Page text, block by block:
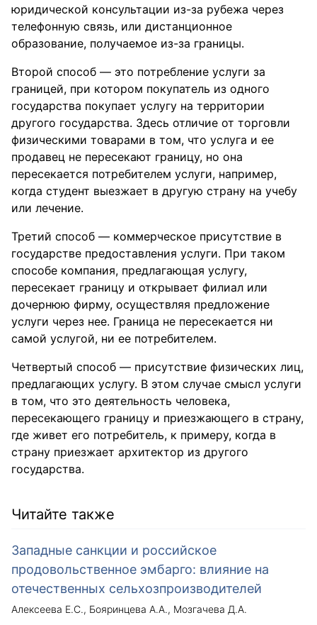
юридической консультации из-за рубежа через
телефонную связь, или дистанционное
образование, получаемое из-за границы.
Второй способ — это потребление услуги за
границей, при котором покупатель из одного
государства покупает услугу на территории
другого государства. Здесь отличие от торговли
физическими товарами в том, что услуга и ее
продавец не пересекают границу, но она
пересекается потребителем услуги, например,
когда студент выезжает в другую страну на учебу
или лечение.
Третий способ — коммерческое присутствие в
государстве предоставления услуги. При таком
способе компания, предлагающая услугу,
пересекает границу и открывает филиал или
дочернюю фирму, осуществляя предложение
услуги через нее. Граница не пересекается ни
самой услугой, ни ее потребителем.
Четвертый способ — присутствие физических лиц,
предлагающих услугу. В этом случае смысл услуги
в том, что это деятельность человека,
пересекающего границу и приезжающего в страну,
где живет его потребитель, к примеру, когда в
страну приезжает архитектор из другого
государства.
Читайте также
Западные санкции и российское
продовольственное эмбарго: влияние на
отечественных сельхозпроизводителей
Алексеева Е.С. Бояринцева А.А.
Мозгачева Д.А.